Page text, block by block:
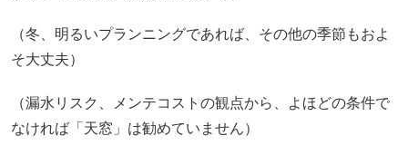
（冬、明るいプランニングであれば、その他の季節もおよ
そ大丈夫）
（漏水リスク、メンテコストの観点から、よほどの条件で
なければ「天窓」は勧めていません）